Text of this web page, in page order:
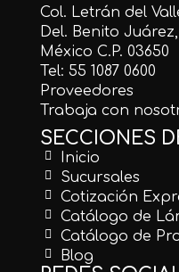
Col. Letrán del
Del. Benito
México C.P. 03650
Tel: 55 1087 0600
Proveedores
Trabaja con
SECCIONES
Inicio
Sucursales
Cotización
Catálogo de
Catálogo de
Blog